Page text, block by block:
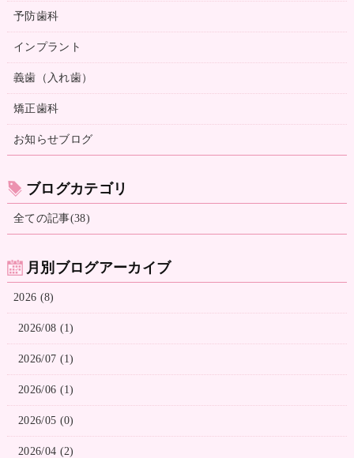
予防歯科
インプラント
義歯（入れ歯）
矯正歯科
お知らせブログ
ブログカテゴリ
全ての記事(38)
月別ブログアーカイブ
2026 (8)
2026/08 (1)
2026/07 (1)
2026/06 (1)
2026/05 (0)
2026/04 (2)